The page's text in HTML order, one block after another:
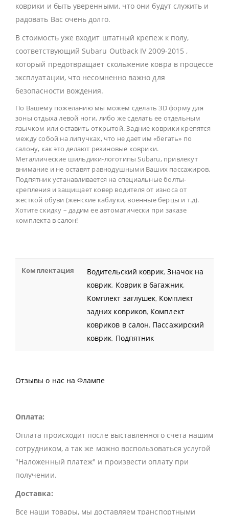
коврики и быть уверенными, что они будут служить и
радовать Вас очень долго.
В стоимость уже входит штатный крепеж к полу,
соответствующий Subaru Outback IV 2009-2015 ,
который предотвращает скольжение ковра в процессе
эксплуатации, что несомненно важно для
безопасности вождения.
По Вашему пожеланию мы можем сделать 3D форму для
зоны отдыха левой ноги, либо же сделать ее отдельным
язычком или оставить открытой. Задние коврики крепятся
между собой на липучках, что не дает им «бегать» по
салону, как это делают резиновые коврики.
Металлические шильдики-логотипы Subaru, привлекут
внимание и не оставят равнодушными Ваших пассажиров.
Подпятник устанавливается на специальные болты-
крепления и защищает ковер водителя от износа от
жесткой обуви (женские каблуки, военные берцы и т.д).
Хотите скидку – дадим ее автоматически при заказе
комплекта в салон!
Комплектация Водительский коврик,Значок на
коврик, Коврик в багажник,
Комплект заглушек, Комплект
задних ковриков, Комплект
ковриков в салон, Пассажирский
коврик, Подпятник
Отзывы о нас на Флампе
Оплата:
Оплата происходит после выставленного счета нашим
сотрудником, а так же можно воспользоваться услугой
"Наложенный платеж" и произвести оплату при
получении.
Доставка:
Все наши товары, мы доставляем транспортными